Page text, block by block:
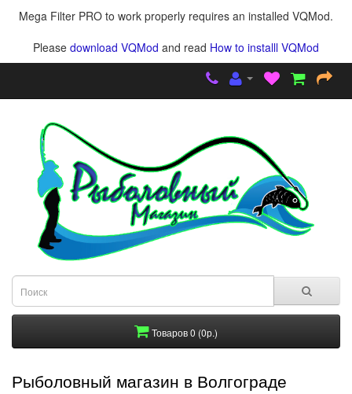
Mega Filter PRO to work properly requires an installed VQMod.
Please download VQMod and read How to installl VQMod
Товаров 0 (0р.)
Рыболовный магазин в Волгограде